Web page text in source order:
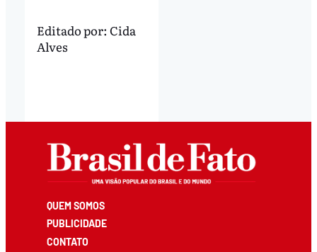
Editado por: Cida
Alves
QUEM SOMOS
PUBLICIDADE
CONTATO